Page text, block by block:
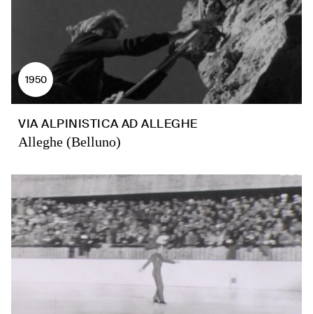
1950
VIA ALPINISTICA AD ALLEGHE
Alleghe (Belluno)